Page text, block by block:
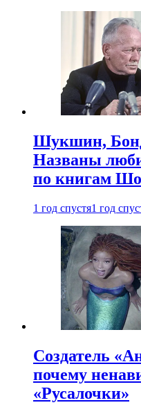
Шукшин,
Названы
по книгам
1 год спустя1 год
Создатель
почему
«Русалочки»